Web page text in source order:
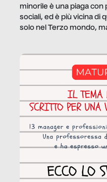
minorile è una piaga con
sociali, ed è più vicina di
solo nel Terzo mondo,